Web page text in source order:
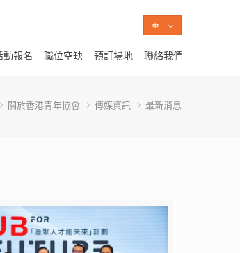
動報名 職位空缺 預訂場地 聯絡我們
關於香港青年協會 傳媒資訊 最新消息